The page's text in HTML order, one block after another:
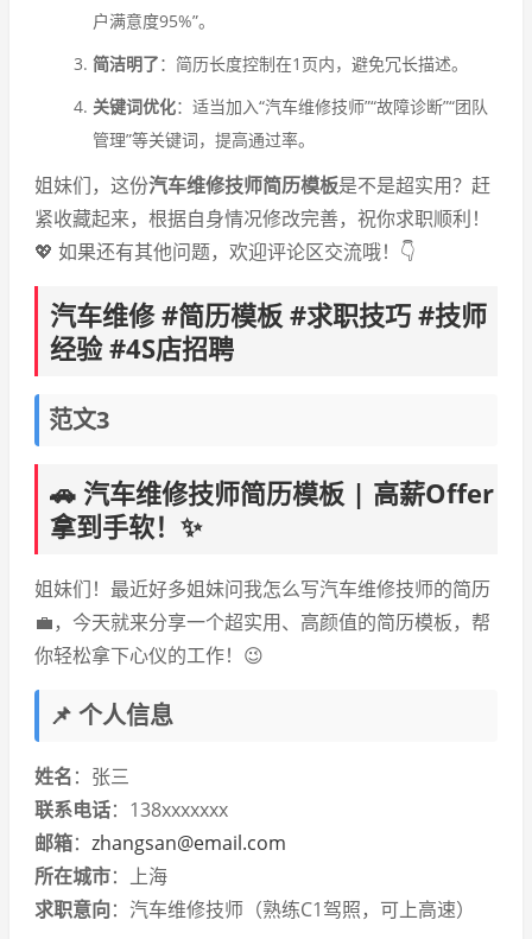
户满意度95%”。
简洁明了：简历长度控制在1页内，避免冗长描述。
关键词优化：适当加入“汽车维修技师”“故障诊断”“团队
管理”等关键词，提高通过率。
姐妹们，这份汽车维修技师简历模板是不是超实用？赶
紧收藏起来，根据自身情况修改完善，祝你求职顺利！
💖 如果还有其他问题，欢迎评论区交流哦！👇
汽车维修 #简历模板 #求职技巧 #技师
经验 #4S店招聘
范文3
🚗 汽车维修技师简历模板 | 高薪Offer
拿到手软！✨
姐妹们！最近好多姐妹问我怎么写汽车维修技师的简历
💼，今天就来分享一个超实用、高颜值的简历模板，帮
你轻松拿下心仪的工作！😉
📌 个人信息
姓名：张三
联系电话：138xxxxxxx
邮箱： zhangsan@email.com
所在城市：上海
求职意向：汽车维修技师（熟练C1驾照，可上高速）